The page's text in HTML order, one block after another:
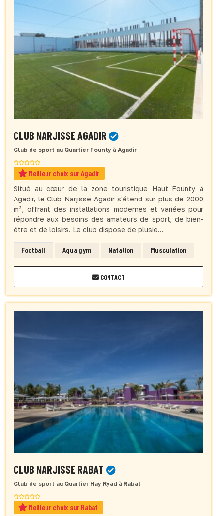
CLUB NARJISSE AGADIR
Club de sport au Quartier Founty à Agadir
Meilleur choix sur Agadir
Situé au cœur de la zone touristique Haut Founty à
Agadir, le Club Narjisse Agadir s'étend sur plus de 2000
m², offrant des installations modernes et variées pour
répondre aux besoins des amateurs de sport, de bien-
être et de loisirs. Le club dispose de plusie...
Football Aqua gym Natation Musculation
CONTACT
CLUB NARJISSE RABAT
Club de sport au Quartier Hay Ryad à Rabat
Meilleur choix sur Rabat